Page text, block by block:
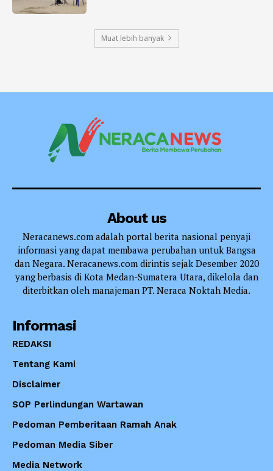
Muat lebih banyak
About us
Neracanews.com adalah portal berita nasional penyaji
informasi yang dapat membawa perubahan untuk Bangsa
dan Negara. Neracanews.com dirintis sejak Desember 2020
yang berbasis di Kota Medan-Sumatera Utara, dikelola dan
diterbitkan oleh manajeman PT. Neraca Noktah Media.
Informasi
REDAKSI
Tentang Kami
Disclaimer
SOP Perlindungan Wartawan
Pedoman Pemberitaan Ramah Anak
Pedoman Media Siber
Media Network